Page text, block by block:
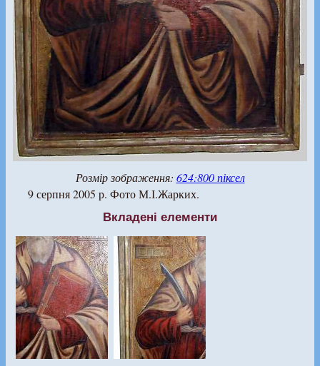
Розмір зображення: 624:800 піксел
9 серпня 2005 р. Фото М.І.Жарких.
Вкладені елементи